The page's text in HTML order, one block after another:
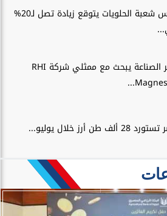
رئيس شعبة الحلويات يتوقع زيادة تصل لـ20%
وزير الصناعة يبحث مع ممثلي شركة RHI
ألف طن أرز خلال يوليو...